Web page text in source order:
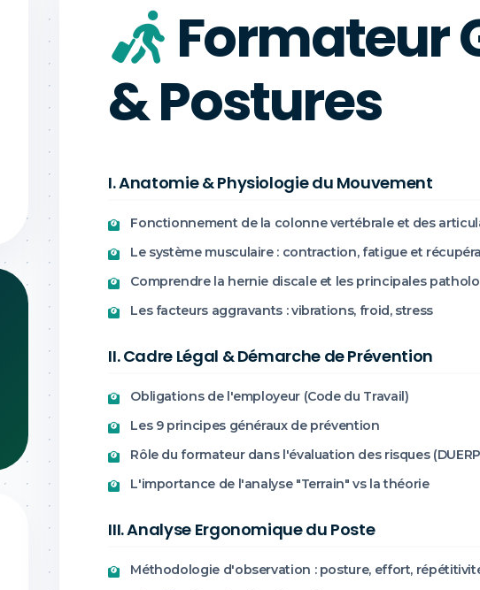
Formateur
& Postures
I. Anatomie & Physiologie du Mouvement
Fonctionnement de la colonne vertébrale et des
Le système musculaire : contraction, fatigue et
Comprendre la hernie discale et les principales
Les facteurs aggravants : vibrations, froid, stress
II. Cadre Légal & Démarche de Prévention
Obligations de l'employeur (Code du Travail)
Les 9 principes généraux de prévention
Rôle du formateur dans l'évaluation des risques
L'importance de l'analyse "Terrain" vs la théorie
III. Analyse Ergonomique du Poste
Méthodologie d'observation : posture, effort,